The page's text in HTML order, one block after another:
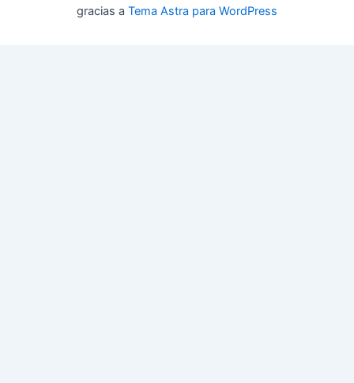
gracias a Tema Astra para WordPress